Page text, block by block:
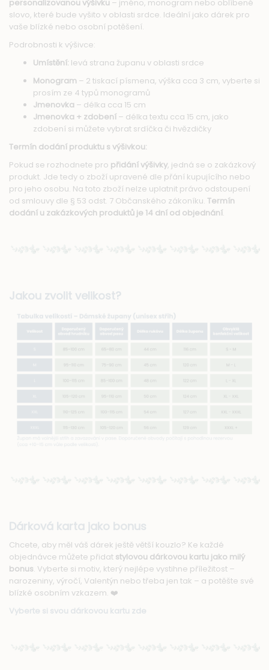
personalizovanou výšivku – jméno, monogram nebo oblíbené
slovo, které bude vyšito v oblasti srdce. Ideální jako dárek pro
vaše blízké nebo osobní potěšení.
Podrobnosti k výšivce:
Umístění: levá strana županu v oblasti srdce
Monogram – 2 tiskací písmena, výška cca 3 cm, vyberte si
prosím ze 4 typů monogramů
Jmenovka – délka cca 15 cm
Jmenovka + zdobení – délka textu cca 15 cm, jako
zdobení si můžete vybrat srdíčka či hvězdičky
Termín dodání produktu s výšivkou:
Pokud se rozhodnete pro přidání výšivky, jedná se o zakázkový
produkt. Jde tedy o zboží upravené dle přání kupujícího nebo
pro jeho osobu. Na toto zboží nelze uplatnit právo odstoupení
od smlouvy dle § 53 odst. 7 Občanského zákoníku. Termín
dodání u zakázkových produktů je 14 dní od objednání.
Jakou zvolit velikost?
Dárková karta jako bonus
Chcete, aby měl váš dárek ještě větší kouzlo? Ke každé
objednávce můžete přidat stylovou dárkovou kartu jako milý
bonus. Vyberte si motiv, který nejlépe vystihne příležitost –
narozeniny, výročí, Valentýn nebo třeba jen tak – a potěšte své
blízké osobním vzkazem. ❤️
Vyberte si svou dárkovou kartu zde